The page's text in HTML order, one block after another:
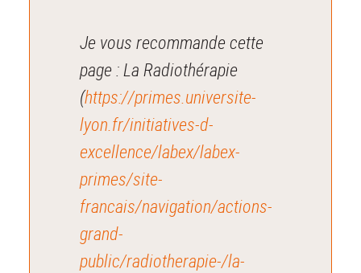
Je vous recommande cette
page : La Radiothérapie
(https://primes.universite-
lyon.fr/initiatives-d-
excellence/labex/labex-
primes/site-
francais/navigation/actions-
grand-
public/radiotherapie-/la-